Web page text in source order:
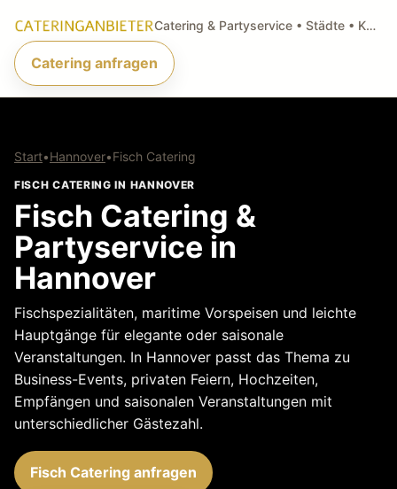
Catering & Partyservice • Städte • Küchenarten • Anfragen
Catering anfragen
Start•Hannover•Fisch Catering
FISCH CATERING IN HANNOVER
Fisch Catering &
Partyservice in
Hannover
Fischspezialitäten, maritime Vorspeisen und leichte
Hauptgänge für elegante oder saisonale
Veranstaltungen. In Hannover passt das Thema zu
Business-Events, privaten Feiern, Hochzeiten,
Empfängen und saisonalen Veranstaltungen mit
unterschiedlicher Gästezahl.
Fisch Catering anfragen